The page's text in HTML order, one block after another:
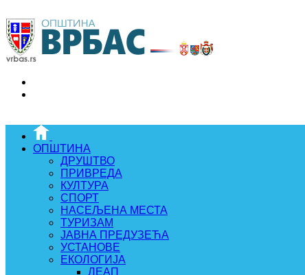
ОПШТИНА
ДРУШТВО
ПРИВРЕДА
КУЛТУРА
СПОРТ
НАСЕЉЕНА МЕСТА
ТУРИЗАМ
ЈАВНА ПРЕДУЗЕЋА
УСТАНОВЕ
ЕКОЛОГИЈА
ЛЕАП